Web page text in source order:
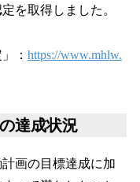
を取得しました。
： https://www.mhlw.
達成状況
画の目標達成に加